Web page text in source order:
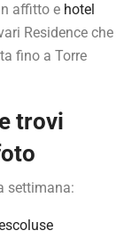
affitto e hotel
Residence che
fino a Torre
trovi
settimana: